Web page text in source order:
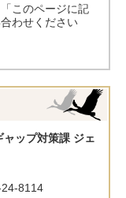
このページに記
わせください
ャップ対策課 ジェ
8114